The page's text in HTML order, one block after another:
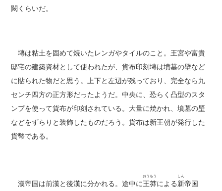
闕くらいだ。
塼は粘土を固めて焼いたレンガやタイルのこと。王宮や富貴
邸宅の建築資材として使われたが、貨布印刻塼は墳墓の壁など
に貼られた物だと思う。上下と左辺が残っており、完全なら九
センチ四方の正方形だったようだ。中央に、恐らく凸型のスタ
ンプを使って貨布が印刻されている。大量に焼かれ、墳墓の壁
などをずらりと装飾したものだろう。貨布は新王朝が発行した
貨幣である。
漢帝国は前漢と後漢に分かれる。途中に王莽
おうもう
による新
しん
帝国